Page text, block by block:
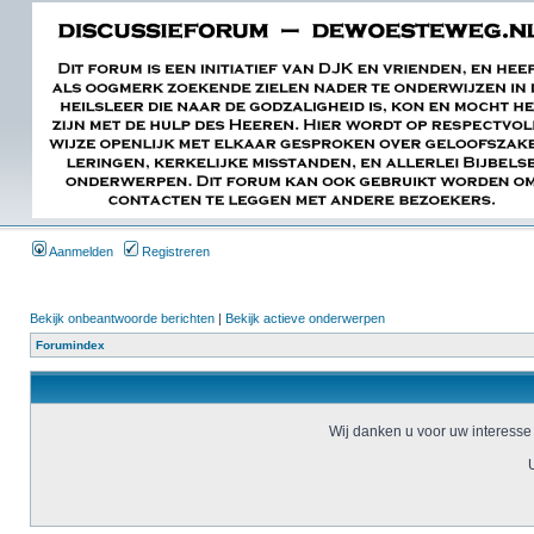
Aanmelden Registreren
Bekijk onbeantwoorde berichten | Bekijk actieve onderwerpen
Forumindex
Wij danken u voor uw